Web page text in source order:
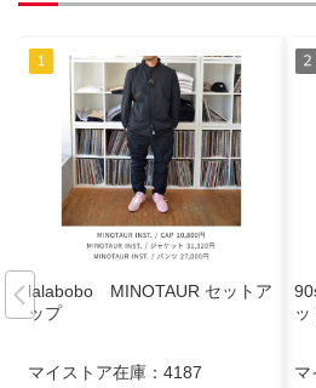
lalabobo MINOTAUR セットア
ップ
マイストア在庫： 4187
ッ
マ